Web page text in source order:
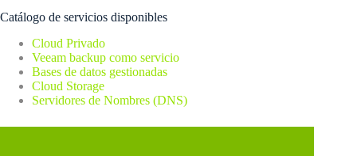
Catálogo de servicios disponibles
Cloud Privado
Veeam backup como servicio
Bases de datos gestionadas
Cloud Storage
Servidores de Nombres (DNS)